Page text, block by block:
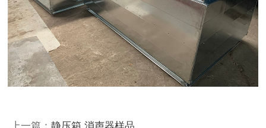
上一篇： 静压箱 消声器样品